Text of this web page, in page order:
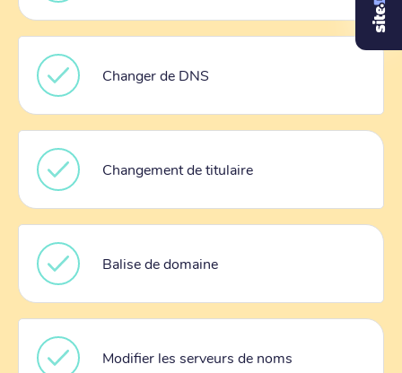
Changer de DNS
Changement de titulaire
Balise de domaine
Modifier les serveurs de noms